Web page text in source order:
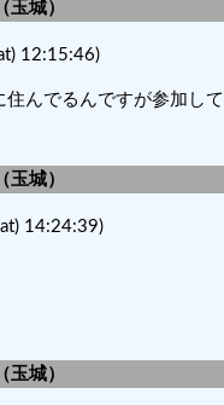
玉城）
12:15:46)
んでるんですが参加し
玉城）
14:24:39)
玉城）